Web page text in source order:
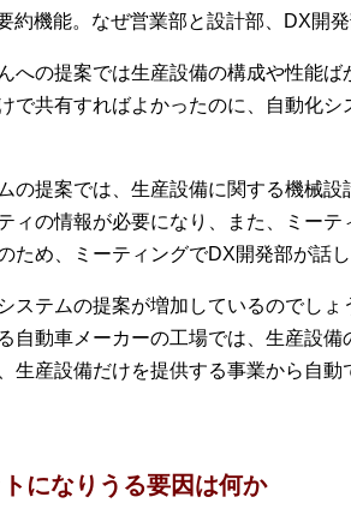
約機能。なぜ営業部と設計部、DX開
への提案では生産設備の構成や性能
で共有すればよかったのに、自動化
の提案では、生産設備に関する機械
ィの情報が必要になり、また、ミー
ため、ミーティングでDX開発部が話
ステムの提案が増加しているのでしょ
自動車メーカーの工場では、生産設
生産設備だけを提供する事業から自
になりうる要因は何か